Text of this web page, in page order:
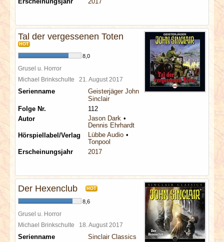
Tal der vergessenen Toten
HOT
8,0
Grusel u. Horror
Michael Brinkschulte 21. August 2017
Serienname
Geisterjäger John
Sinclair
Folge Nr.
112
Autor
Jason Dark
Dennis Ehrhardt
Hörspiellabel/Verlag
Lübbe Audio
Tonpool
Erscheinungsjahr
2017
Der Hexenclub HOT
8,6
Grusel u. Horror
Michael Brinkschulte 18. August 2017
Serienname
Sinclair Classics